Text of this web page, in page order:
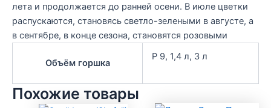
лета и продолжается до ранней осени. В июле цветки
распускаются, становясь светло-зелеными в августе, а
в сентябре, в конце сезона, становятся розовыми
Объём горшка
Р 9, 1,4 л, 3 л
Похожие товары